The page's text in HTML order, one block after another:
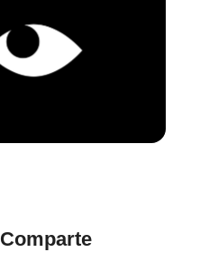
Comparte